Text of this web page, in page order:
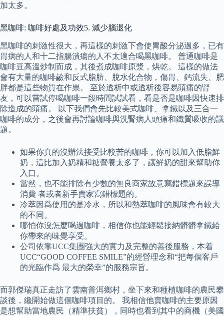
加太多。
黑咖啡: 咖啡好處及功效5. 減少腦退化
黑咖啡的刺激性很大，再這樣的刺激下會使胃酸分泌過多，已有
胃病的人和十二指腸潰瘍的人不太適合喝黑咖啡。 普通咖啡是
咖啡豆高溫炒制而成，其後煮成咖啡原漿，烘乾。 這樣的做法
會有大量的咖啡鹼和反式脂肪、脫水化合物，傷胃、鈣流失、肥
胖都是這些物質在作祟。 至於透析中或透析後容易頭痛的腎
友，可以嘗試停喝咖啡一段時間試試看，看是否是咖啡因快速排
除造成的頭痛。 以下我們會先比較美式咖啡、拿鐵以及三合一
咖啡的成分，之後會再討論咖啡與洗腎病人頭痛和鐵質吸收的議
題。
如果你真的沒辦法接受比較苦的咖啡，你可以加入低脂鮮
奶，這比加入奶精和糖營養太多了，讓鮮奶的甜來幫助你
入口。
當然，也不能排除有少數的無良商家故意寫錯標題來誤導
消費 者或者新手賣家寫錯標題的。
冷萃因爲使用的是冷水，所以和熱萃咖啡的風味會有較大
的不同。
哪怕你沒怎麼喝過咖啡，相信你也能輕鬆接納髒髒拿鐵給
你帶來的味覺享受。
公司依靠UCC集團強大的實力及完整的善後服務，本着
UCC“GOOD COFFEE SMILE”的經營理念和“把每個客戶
的光臨作爲 最大的榮幸”的服務宗旨。
而郭傑瑞真正走訪了雲南普洱鄉村，坐下來和種植咖啡的農民攀
談後，纔開始做這個咖啡項目的。 我相信他賣咖啡的主要原因
是想幫助當地農民（精準扶貧），同時也看到其中的商機（美國